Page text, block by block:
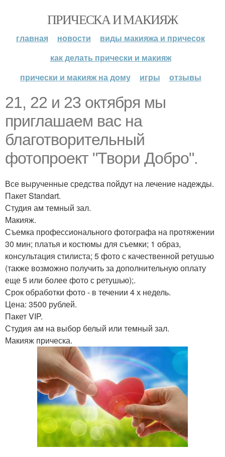
ПРИЧЕСКА И МАКИЯЖ
главная новости
виды макияжа и причесок
как делать прически и макияж
прически и макияж на дому
игры отзывы
21, 22 и 23 октября мы
приглашаем вас на
благотворительный
фотопроект "Твори Добро".
Все вырученные средства пойдут на лечение надежды.
Пакет Standart.
Студия ам темный зал.
Макияж.
Съемка профессионального фотографа на протяжении
30 мин; платья и костюмы для съемки; 1 образ,
консультация стилиста; 5 фото с качественной ретушью
(также возможно получить за дополнительную оплату
еще 5 или более фото с ретушью);.
Срок обработки фото - в течении 4 х недель.
Цена: 3500 рублей.
Пакет VIP.
Студия ам на выбор белый или темный зал.
Макияж прическа.